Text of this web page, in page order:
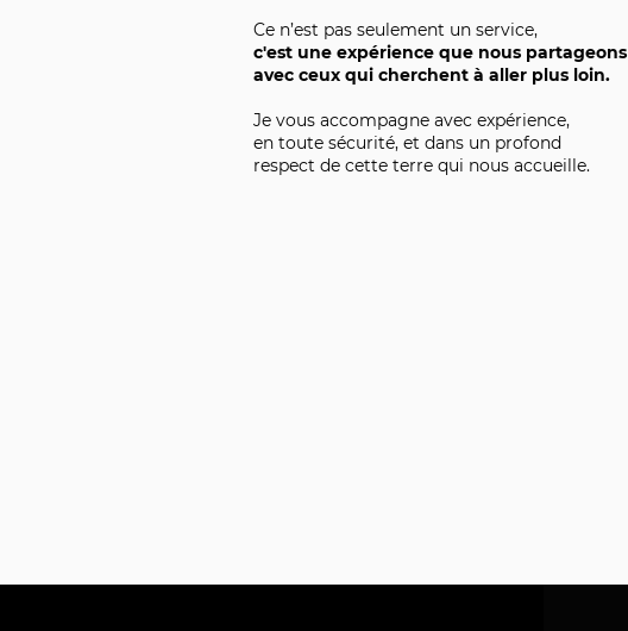
Ce n’est pas seulement un service,
c'est une expérience que nous partageons
avec ceux qui cherchent à aller plus loin.
Je vous accompagne avec expérience,
en toute sécurité, et dans un profond
respect de cette terre qui nous accueille.